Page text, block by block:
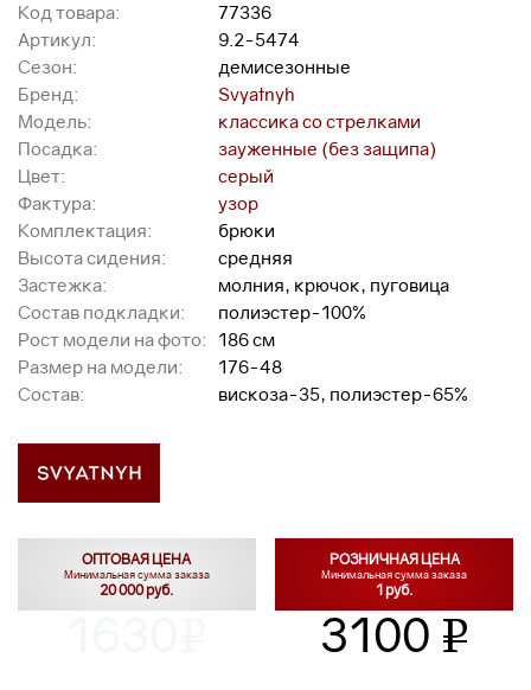
Код товара:
77336
Артикул:
9.2-5474
Сезон:
демисезонные
Бренд:
Svyatnyh
Модель:
классика со стрелками
Посадка:
зауженные (без защипа)
Цвет:
серый
Фактура:
узор
Комплектация:
брюки
Высота сидения:
средняя
Застежка:
молния, крючок, пуговица
Состав подкладки:
полиэстер-100%
Рост модели на фото:
186 см
Размер на модели:
176-48
Состав:
вискоза-35, полиэстер-65%
ОПТОВАЯ ЦЕНА
Минимальная сумма заказа
20 000 руб.
РОЗНИЧНАЯ ЦЕНА
Минимальная сумма заказа
1 руб.
3100 v